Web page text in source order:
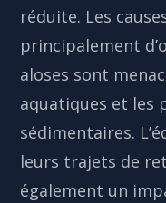
réduite. Les
principalement
aloses sont
aquatiques et les
sédimentaires.
leurs trajets de
également un